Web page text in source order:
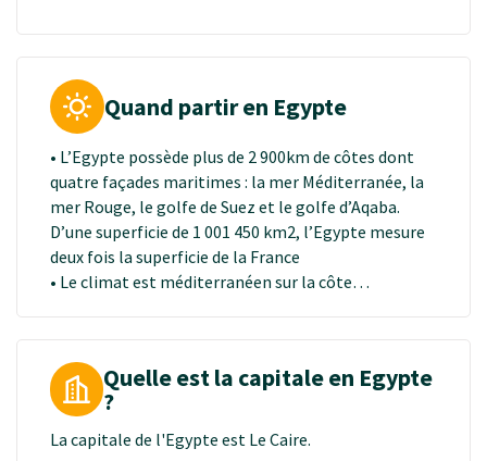
Quand partir en Egypte
• L’Egypte possède plus de 2 900km de côtes dont
quatre façades maritimes : la mer Méditerranée, la
mer Rouge, le golfe de Suez et le golfe d’Aqaba.
D’une superficie de 1 001 450 km2, l’Egypte mesure
deux fois la superficie de la France
• Le climat est méditerranéen sur la côte
Egyptien.
• La meilleure période pour visiter l’Egypte est
l'hiver d'octobre à fin mars.
Quelle est la capitale en Egypte
?
La capitale de l'Egypte est Le Caire.